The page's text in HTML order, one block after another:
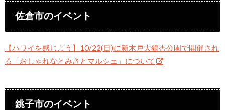
佐倉市のイベント
【ハワイを感じよう】10/22(日)に新木戸大銀杏公園で開催され
る「おしゃれなとみさとマルシェ」について
銚子市のイベント